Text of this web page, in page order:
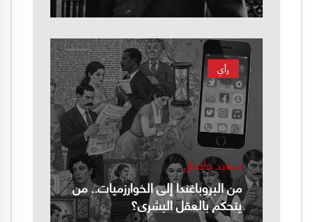
رأي
سعيد فاضل
من البروباغندا إلى الخوارزميات.. من
يتحكم بالعقل البشري؟